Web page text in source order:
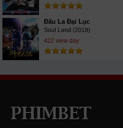
Đấu La Đại Lục
Soul Land (2018)
422 view day